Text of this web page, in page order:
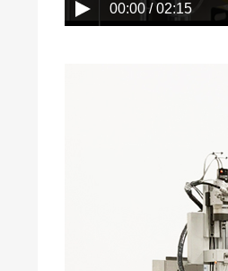
00:00 / 02:15